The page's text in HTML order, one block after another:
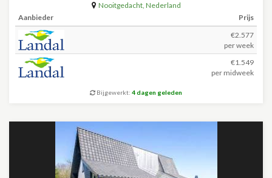
Nooitgedacht, Nederland
Aanbieder
Prijs
€2.577
per week
€1.549
per midweek
Bijgewerkt: 4 dagen geleden